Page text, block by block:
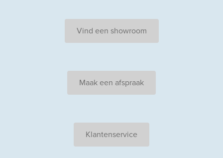
Vind een showroom
Maak een afspraak
Klantenservice